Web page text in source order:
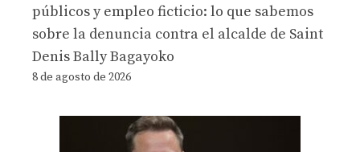
públicos y empleo ficticio: lo que sabemos
sobre la denuncia contra el alcalde de Saint
Denis Bally Bagayoko
8 de agosto de 2026